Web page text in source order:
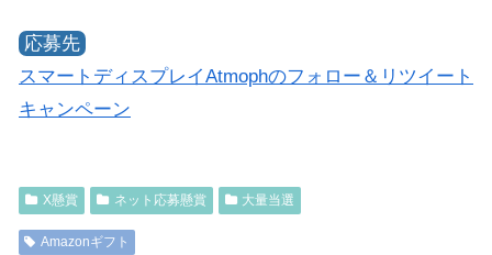
応募先
スマートディスプレイAtmophのフォロー＆リツイート
キャンペーン
X懸賞 ネット応募懸賞 大量当選
Amazonギフト